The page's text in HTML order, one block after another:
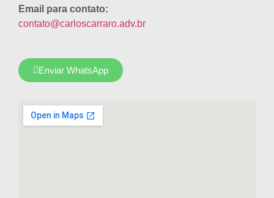
Email para contato:
contato@carloscarraro.adv.br
Enviar WhatsApp